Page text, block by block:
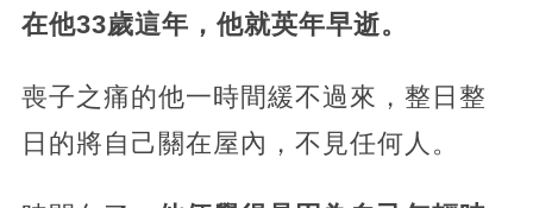
在他33歲這年，他就英年早逝。
喪子之痛的他一時間緩不過來，整日整
日的將自己關在屋內，不見任何人。